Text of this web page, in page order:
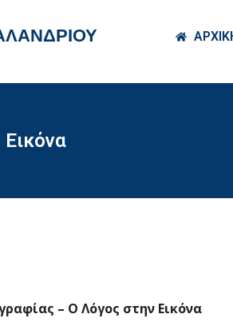
– Ο Λόγος στην Εικόνα